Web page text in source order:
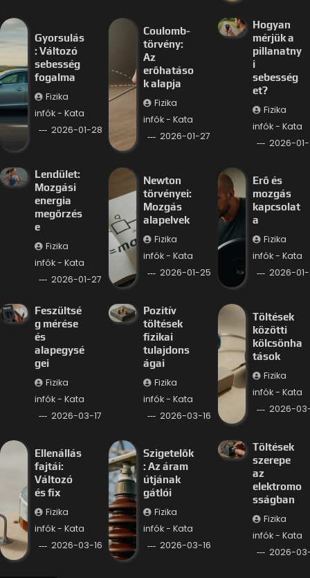
Gyorsulás
: Változó
sebesség
fogalma
Fizika
infók - Kata
2026-01-28
Coulomb-
törvény:
Az
erőhatáso
k alapja
Fizika
infók - Kata
2026-01-27
Hogyan
mérjük a
pillanatny
i
sebesség
et?
Fizika
infók - Kata
2026-
Lendület:
Mozgási
energia
megőrzés
e
Fizika
infók - Kata
2026-01-27
Newton
törvényei:
Mozgás
alapelvek
Fizika
infók - Kata
2026-01-25
Erő és
mozgás
kapcsolat
a
Fizika
infók - Kata
2026-
Feszültsé
g mérése
és
alapegysé
gei
Fizika
infók - Kata
2026-03-17
Pozitív
töltések
fizikai
tulajdons
ágai
Fizika
infók - Kata
2026-03-16
Töltések
közötti
kölcsönha
tások
Fizika
infók - Kata
2026-
Ellenállás
fajtái:
Változó
és fix
Fizika
infók - Kata
2026-03-16
Szigetelők
: Az áram
útjának
gátlói
Fizika
infók - Kata
2026-03-16
Töltések
szerepe
az
elektromo
sságban
Fizika
infók - Kata
2026-